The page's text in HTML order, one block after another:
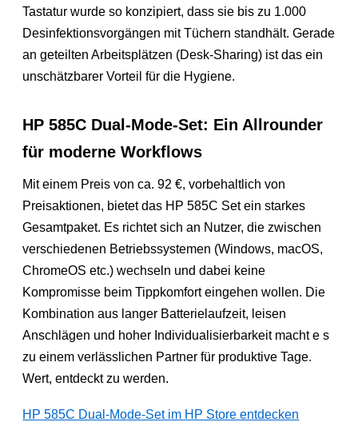
Tastatur wurde so konzipiert, dass sie bis zu 1.000
Desinfektionsvorgängen mit Tüchern standhält. Gerade
an geteilten Arbeitsplätzen (Desk-Sharing) ist das ein
unschätzbarer Vorteil für die Hygiene.
HP 585C Dual-Mode-Set: Ein Allrounder
für moderne Workflows
Mit einem Preis von ca. 92 €, vorbehaltlich von
Preisaktionen, bietet das HP 585C Set ein starkes
Gesamtpaket. Es richtet sich an Nutzer, die zwischen
verschiedenen Betriebssystemen (Windows, macOS,
ChromeOS etc.) wechseln und dabei keine
Kompromisse beim Tippkomfort eingehen wollen. Die
Kombination aus langer Batterielaufzeit, leisen
Anschlägen und hoher Individualisierbarkeit macht e s
zu einem verlässlichen Partner für produktive Tage.
Wert, entdeckt zu werden.
HP 585C Dual-Mode-Set im HP Store entdecken